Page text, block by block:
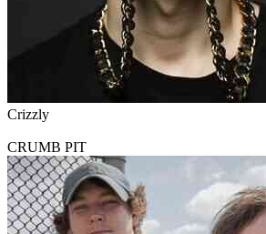
Crizzly
CRUMB PIT